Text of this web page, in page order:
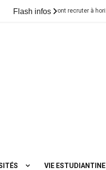
Flash infos
qui vont recruter à horizon 2022
VIE ESTUDIANTINE